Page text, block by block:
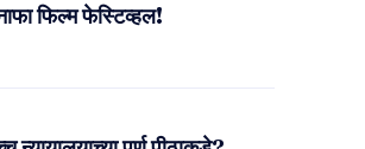
फिल्म फेस्टिव्हल!